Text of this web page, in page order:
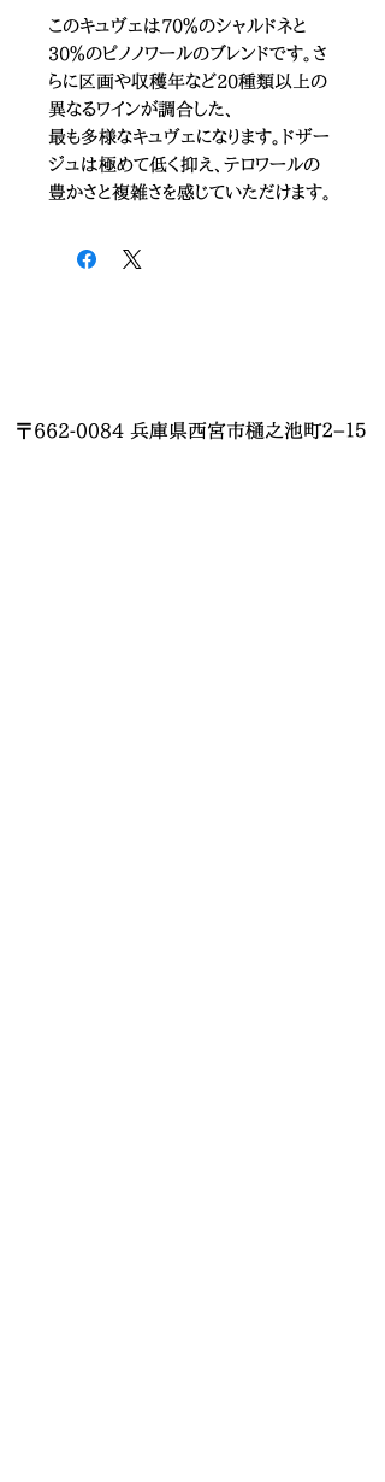
このキュヴェは70％のシャルドネと
30％のピノノワールのブレンドです。さ
らに区画や収穫年など20種類以上の
異なるワインが調合した、
最も多様なキュヴェになります。ドザー
ジュは極めて低く抑え、テロワールの
豊かさと複雑さを感じていただけます。
〒662-0084 兵庫県西宮市樋之池町２−１５